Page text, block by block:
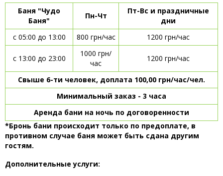
Баня "Чудо
Баня"
Пн-Чт
Пт-Вс и праздничные
дни
c 05:00 до 13:00
800 грн/час 1200 грн/час
с 13:00 до 23:00
1000 грн/
час
1200 грн/час
Свыше 6-ти человек, доплата 100,00 грн/час/чел.
Минимальный заказ - 3 часа
Аренда бани на ночь по договоренности
*Бронь бани происходит только по предоплате, в
противном случае баня может быть сдана другим
гостям.
Дополнительные услуги: